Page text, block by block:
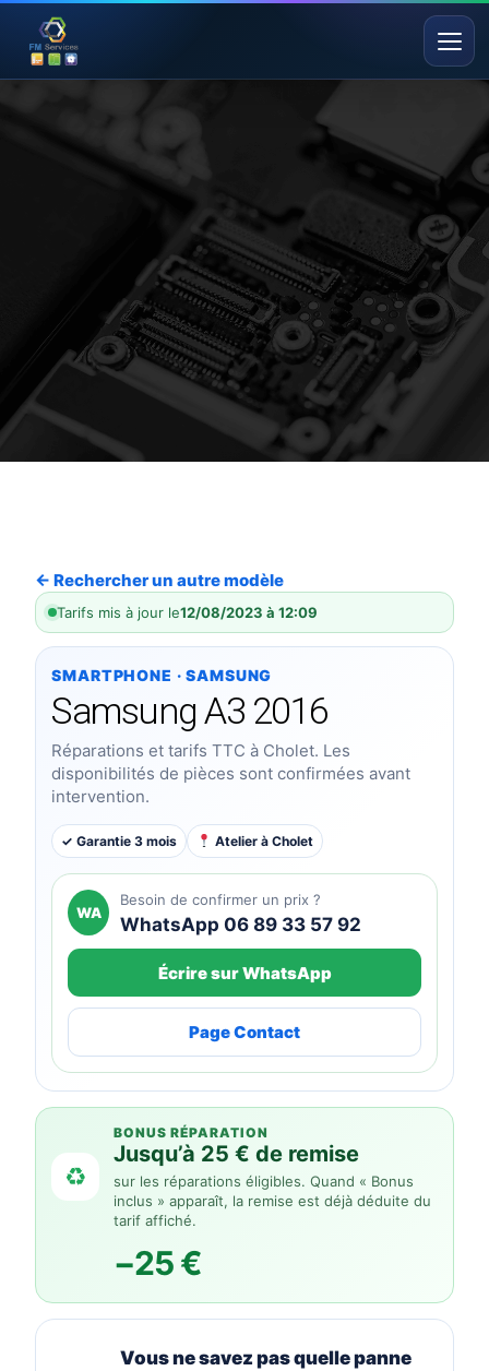
← Rechercher un autre modèle
Tarifs mis à jour le12/08/2023 à 12:09
SMARTPHONE · SAMSUNG
Samsung A3 2016
Réparations et tarifs TTC à Cholet. Les
disponibilités de pièces sont confirmées avant
intervention.
✓ Garantie 3 mois Atelier à Cholet
WA
Besoin de confirmer un prix ?
WhatsApp 06 89 33 57 92
Écrire sur WhatsApp
Page Contact
♻
BONUS RÉPARATION
Jusqu’à 25 € de remise
sur les réparations éligibles. Quand « Bonus
inclus » apparaît, la remise est déjà déduite du
tarif affiché.
−25 €
Vous ne savez pas quelle panne